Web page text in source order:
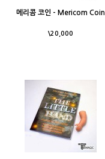
메리콤 코인 - Mericom Coin
\20,000